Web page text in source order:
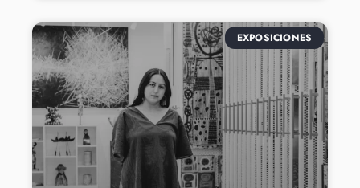
EXPOSICIONES